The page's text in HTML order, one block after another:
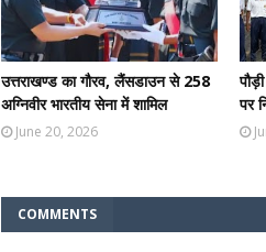
उत्तराखण्ड का गौरव, लैंसडाउन से 258
अग्निवीर भारतीय सेना में शामिल
June 20, 2026
पर
COMMENTS